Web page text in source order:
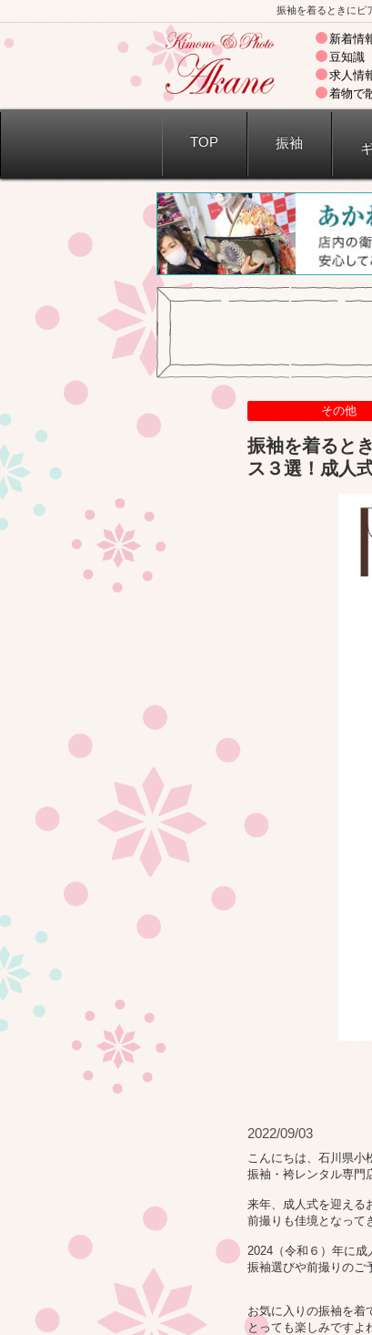
振袖を着るときにピ
新着情
豆知識
求人情
着物で
TOP 振袖
その他
振袖を着ると
ス３選！成人
2022/09/03
こんにちは、石川県小
振袖・袴レンタル専門
来年、成人式を迎える
前撮りも佳境となっ
2024（令和６）年に成
振袖選びや前撮りのご
お気に入りの振袖を着
とっても楽しみですよ